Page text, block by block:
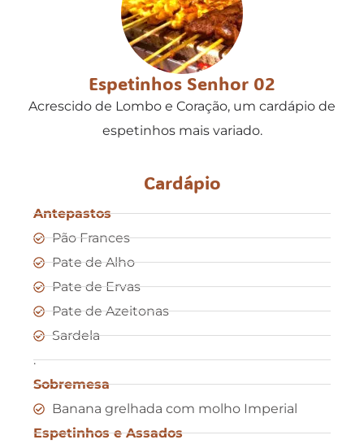
Espetinhos Senhor 02
Acrescido de Lombo e Coração, um cardápio de
espetinhos mais variado.
Cardápio
Antepastos
Pão Frances
Pate de Alho
Pate de Ervas
Pate de Azeitonas
Sardela
.
Sobremesa
Banana grelhada com molho Imperial
Espetinhos e Assados